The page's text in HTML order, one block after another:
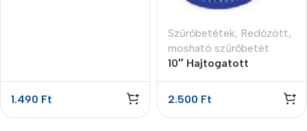
1.490 Ft
Szűrőbetétek, Redőzött,
mosható szűrőbetét
10″ Hajtogatott
2.500 Ft